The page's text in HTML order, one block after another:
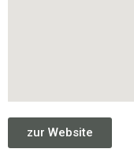
zur Website